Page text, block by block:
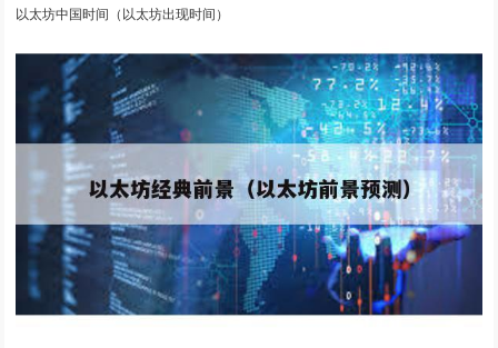
以太坊中国时间（以太坊出现时间）